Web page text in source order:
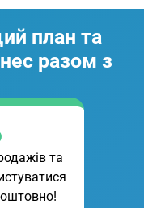
план та
разом з
та